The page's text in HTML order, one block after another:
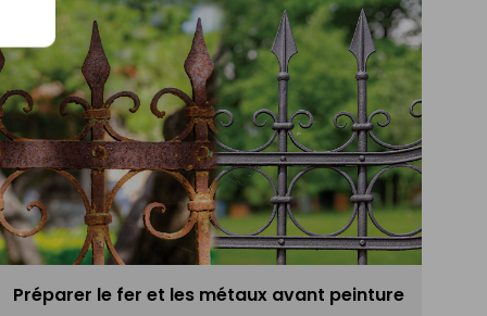
Préparer le fer et les métaux avant peinture